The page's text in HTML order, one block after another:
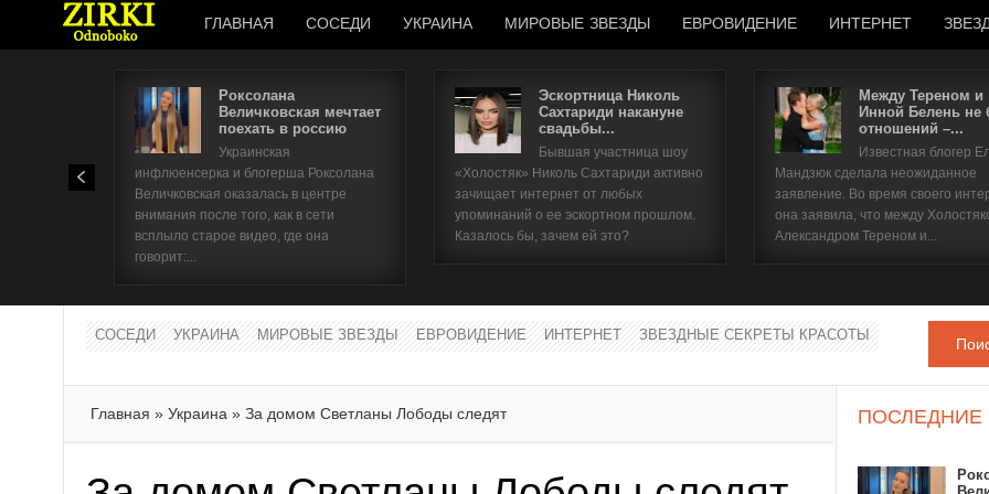
ГЛАВНАЯ СОСЕДИ УКРАИНА МИРОВЫЕ ЗВЕЗДЫ ЕВРОВИДЕНИЕ ИНТЕРНЕТ
Роксолана
Величковская мечтает
поехать в россию
Украинская
инфлюенсерка и блогерша Роксолана
Величковская оказалась в центре
внимания после того, как в сети
всплыло старое видео, где она
говорит:...
Эскортница Николь
Сахтариди накануне
свадьбы...
Бывшая участница шоу
«Холостяк» Николь Сахтариди активно
зачищает интернет от любых
упоминаний о ее эскортном прошлом.
Казалось бы, зачем ей это?
Между Тереном и
Инной Белень не
отношений –...
Известная блогер
Мандзюк сделала неожиданное
заявление. Во время своего
она заявила, что между
Александром Тереном и...
СОСЕДИ УКРАИНА МИРОВЫЕ ЗВЕЗДЫ ЕВРОВИДЕНИЕ ИНТЕРНЕТ ЗВЕЗДНЫЕ СЕКРЕТЫ КРАСОТЫ
Главная » Украина » За домом Светланы Лободы следят ПОСЛЕДНИЕ
Имя пользователя
Забыли имя пользователя?